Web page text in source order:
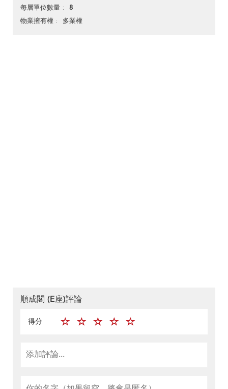
每層單位數量 8
物業擁有權 多業權
順成閣 (E座)評論
得分